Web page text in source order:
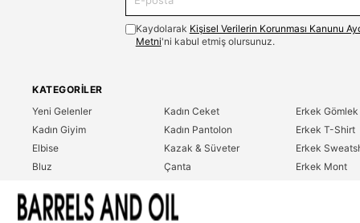
Kaydolarak Kişisel Verilerin Korunması Kanunu
Metni'ni kabul etmiş olursunuz.
KATEGORILER
Yeni Gelenler
Kadın Giyim
Elbise
Bluz
T-Shirt
Kadın Ceket
Kadın Pantolon
Kazak & Süveter
Çanta
Erkek Gömlek
Erkek T-Shirt
Erkek
Erkek Mont